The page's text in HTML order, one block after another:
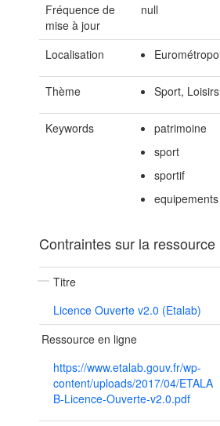
Fréquence de
mise à jour
null
Localisation
Thème Sport, Loisirs
Keywords
patrimoine
sport
sportif
equipements
Contraintes sur la ressource
Titre
Licence Ouverte v2.0 (Etalab)
Ressource en ligne
https://www.etalab.gouv.fr/wp-
content/uploads/2017/04/ETALA
B-Licence-Ouverte-v2.0.pdf